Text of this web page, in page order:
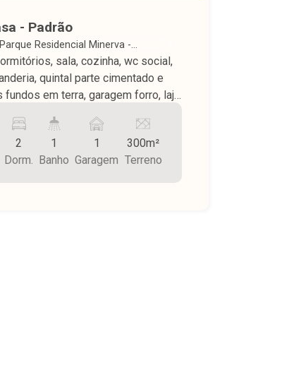
- Padrão
Parque Residencial Minerva -
Barretos/SP sala, cozinha, wc social,
quintal parte cimentado e
fundos em terra, garagem forro, laje
2
Dorm.
1
Banho
1
Garagem
300m²
Terreno